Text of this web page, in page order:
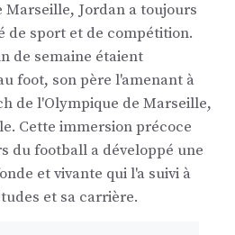
Marseille, Jordan a toujours
de sport et de compétition.
de semaine étaient
foot, son père l'amenant à
de l'Olympique de Marseille,
Cette immersion précoce
du football a développé une
et vivante qui l'a suivi à
et sa carrière.